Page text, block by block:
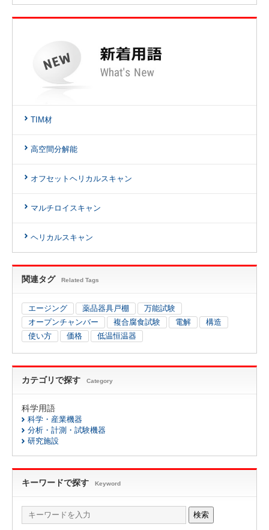
TIM材
高空間分解能
オフセットヘリカルスキャン
マルチロイスキャン
ヘリカルスキャン
関連タグ Related Tags
エージング 薬品器具戸棚
万能試験
オープンチャンバー
複合腐食試験 電解
構造
使い方
価格 低温恒温器
カテゴリで探す Category
科学用語
科学・産業機器
分析・計測・試験機器
研究施設
キーワードで探す Keyword
検索